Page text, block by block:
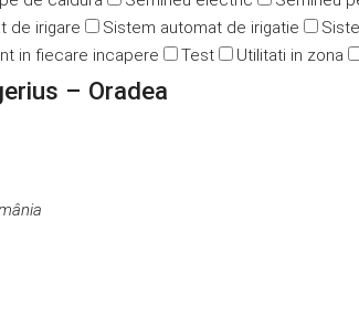
de irigare Sistem automat de irigatie
in fiecare incapere Test Utilitati in zona
– Oradea